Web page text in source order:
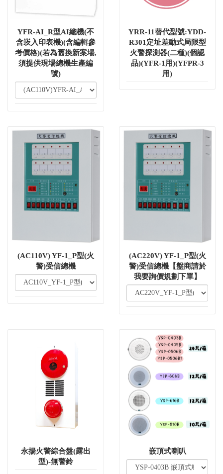
YFR-AI_R型AI總機(不
含崁入印表機)(含編輯參
考價格)(若為舊換新案場,
須提供現場總機生產編
號)
YRR-11替代型號:YDD-
R301定址差動式局限型
火警探測器(二種)(個認
品)(YFR-1用)(YFPR-3
用)
(AC110V) YF-1_P型(火
警)受信總機
(AC220V) YF-1_P型(火
警)受信總機【盤商請於
我要詢價規劃下單】
永揚火警綜合盤(露出
型)-無警鈴
嵌頂式喇叭